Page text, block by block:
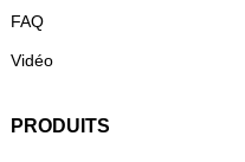
FAQ
Vidéo
PRODUITS